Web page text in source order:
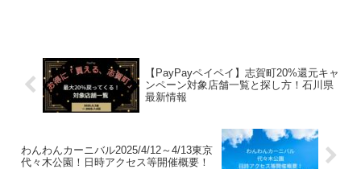
【PayPayペイペイ】志賀町20%還元キャ
ンペーン対象店舗一覧と探し方！石川県
最新情報
わんわんカーニバル2025/4/12～4/13東京
代々木公園！日時アクセス等開催概要！